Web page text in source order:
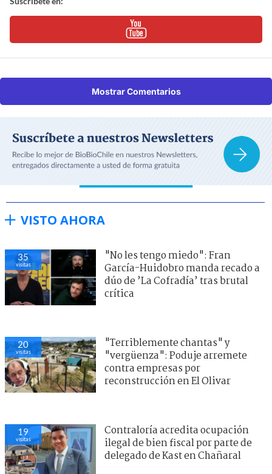
Mostrar Comentarios
VISTO AHORA
35
visitas
"No les tengo miedo": Fran
García-Huidobro manda recado a
dúo de ’La Cofradía’ tras brutal
crítica
20
visitas
"Terriblemente chantas" y
"vergüenza": Poduje arremete
contra empresas por
reconstrucción en El Olivar
19
visitas
Contraloría acredita ocupación
ilegal de bien fiscal por parte de
delegado de Kast en Chañaral